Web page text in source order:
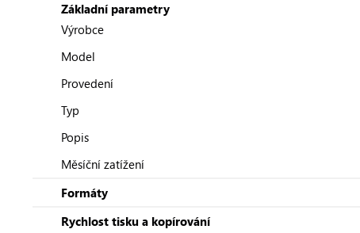
Základní parametry
Výrobce
Model
Provedení
Typ
Popis
Měsíční zatížení
Formáty
Rychlost tisku a kopírování